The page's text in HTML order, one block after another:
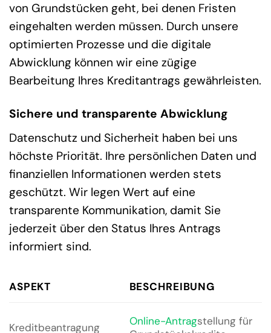
von Grundstücken geht, bei denen Fristen
eingehalten werden müssen. Durch unsere
optimierten Prozesse und die digitale
Abwicklung können wir eine zügige
Bearbeitung Ihres Kreditantrags gewährleisten.
Sichere und transparente Abwicklung
Datenschutz und Sicherheit haben bei uns
höchste Priorität. Ihre persönlichen Daten und
finanziellen Informationen werden stets
geschützt. Wir legen Wert auf eine
transparente Kommunikation, damit Sie
jederzeit über den Status Ihres Antrags
informiert sind.
ASPEKT BESCHREIBUNG
Kreditbeantragung Online-Antragstellung für